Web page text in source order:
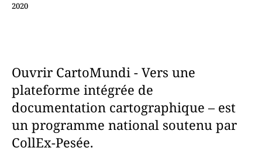
2020
Ouvrir CartoMundi - Vers une
plateforme intégrée de
documentation cartographique – est
un programme national soutenu par
CollEx-Pesée.